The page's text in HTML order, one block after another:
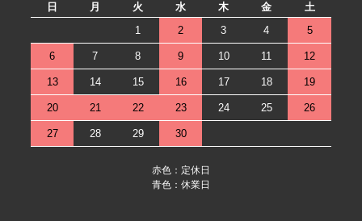
日 月 火 水 木 金
土
1
2 3 4 5
6 7 8 9 10 11 12
13 14 15 16 17 18 19
20 21 22 23 24 25 26
27 28 29 30
赤色：定休日
青色：休業日